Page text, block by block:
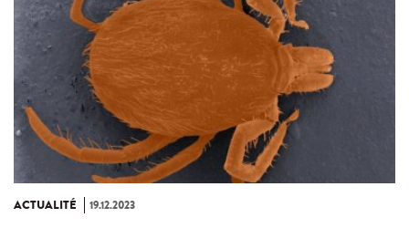
ACTUALITÉ 19.12.2023